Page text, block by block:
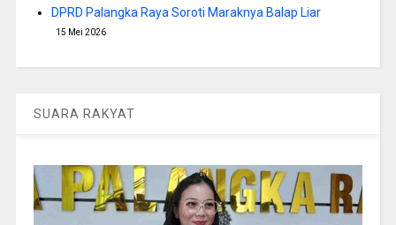
DPRD Palangka Raya Soroti Maraknya Balap Liar
15 Mei 2026
SUARA RAKYAT